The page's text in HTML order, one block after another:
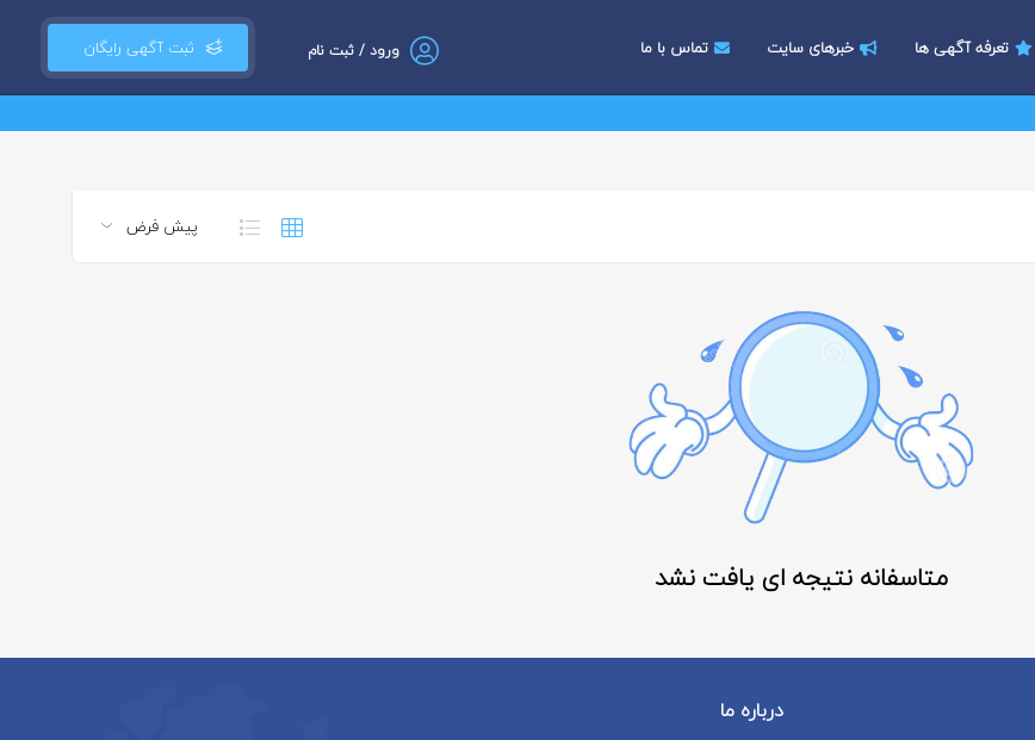
ثبت آگهی رایگان ورود / ثبت نام تعرفه آگهی ها خبرهای سایت تماس با ما
متاسفانه نتیجه ای یافت نشد
درباره ما